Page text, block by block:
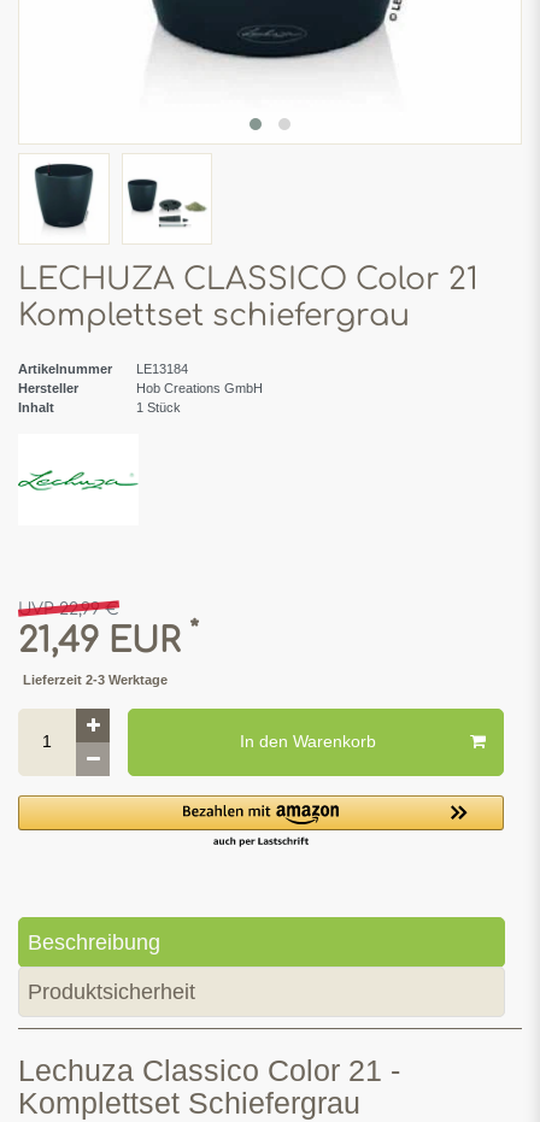
LECHUZA CLASSICO Color 21
Komplettset schiefergrau
Artikelnummer
LE13184
Hersteller
Hob Creations GmbH
Inhalt
1 Stück
UVP 22,99 €
21,49 EUR *
Lieferzeit 2-3 Werktage
In den Warenkorb
Beschreibung
Produktsicherheit
Lechuza Classico Color 21 -
Komplettset Schiefergrau